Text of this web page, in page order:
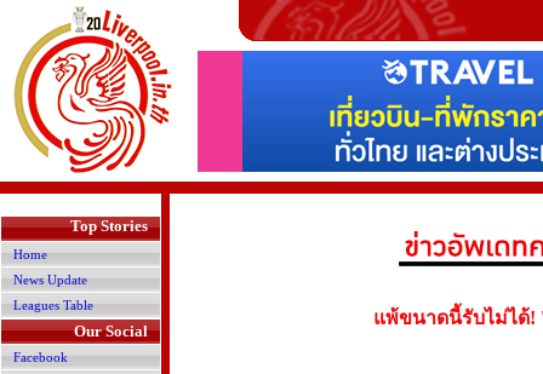
Top Stories
Home
News Update
Leagues Table
Our Social
Facebook
แพ้ขนาดนี้รับไม่ได้!